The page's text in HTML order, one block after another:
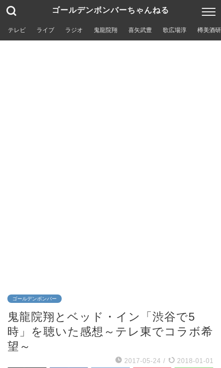
ゴールデンボンバーちゃんねる
テレビ ライブ ラジオ 鬼龍院翔 喜矢武豊 歌広場淳 樽美酒
ゴールデンボンバー
鬼龍院翔とベッド・イン「渋谷で5
時」を聴いた感想～テレ東でコラボ希
望～
2017-05-24 / 2018-01-01